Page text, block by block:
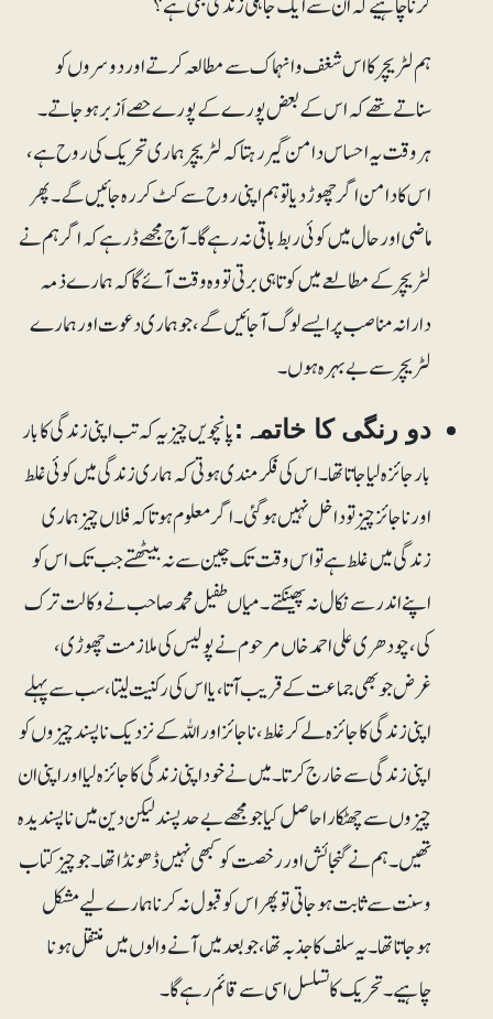
ہم لٹریچر کا اس شغف و انہماک سے مطالعہ کرتے اور دوسروں کو
سناتے تھے کہ اس کے بعض پورے کے پورے حصے اَزبرہوجاتے۔
ہروقت یہ احساس دامن گیر رہتا کہ لٹریچر ہماری تحریک کی روح ہے،
اس کا دامن اگر چھوڑ دیا تو ہم اپنی روح سے کٹ کر رہ جائیں گے۔ پھر
ماضی اور حال میں کوئی ربط باقی نہ رہے گا۔ آج مجھے ڈر ہے کہ اگر ہم نے
لٹریچر کے مطالعے میں کوتاہی برتی تو وہ وقت آئے گا کہ ہمارے ذمہ
دارانہ مناصب پر ایسے لوگ آجائیں گے، جو ہماری دعوت اور ہمارے
لٹریچر سے بے بہرہ ہوں۔
دو رنگی کا خاتمہ:پانچویں چیز یہ کہ تب اپنی زندگی کا بار
بار جائزہ لیا جاتا تھا۔ اس کی فکرمندی ہوتی کہ ہماری زندگی میں کوئی غلط
اور ناجائز چیز تو داخل نہیں ہوگئی۔ اگر معلوم ہوتا کہ فلاں چیز ہماری
زندگی میں غلط ہے تو اس وقت تک چین سے نہ بیٹھتے جب تک اس کو
اپنے اندر سے نکال نہ پھینکتے۔ میاں طفیل محمدصاحب نے وکالت ترک
کی، چودھری علی احمد خاں مرحوم نے پولیس کی ملازمت چھوڑی،
غرض جو بھی جماعت کے قریب آتا، یااس کی رکنیت لیتا، سب سے پہلے
اپنی زندگی کا جائزہ لے کر غلط، ناجائز اور اللہ کے نزدیک ناپسند چیزوں کو
اپنی زندگی سے خارج کرتا۔ میں نے خود اپنی زندگی کا جائزہ لیا اور اپنی ان
چیزوں سے چھٹکارا حاصل کیا جو مجھے بے حد پسند لیکن دین میں ناپسندیدہ
تھیں۔ ہم نے گنجائش اور رخصت کو کبھی نہیں ڈھونڈا تھا۔جو چیز کتاب
و سنت سے ثابت ہوجاتی تو پھر اس کو قبول نہ کرنا ہمارے لیے مشکل
ہوجاتا تھا۔ یہ سلف کا جذبہ تھا، جو بعد میں آنے والوں میں منتقل ہونا
چاہیے۔ تحریک کا تسلسل اسی سے قائم رہے گا۔